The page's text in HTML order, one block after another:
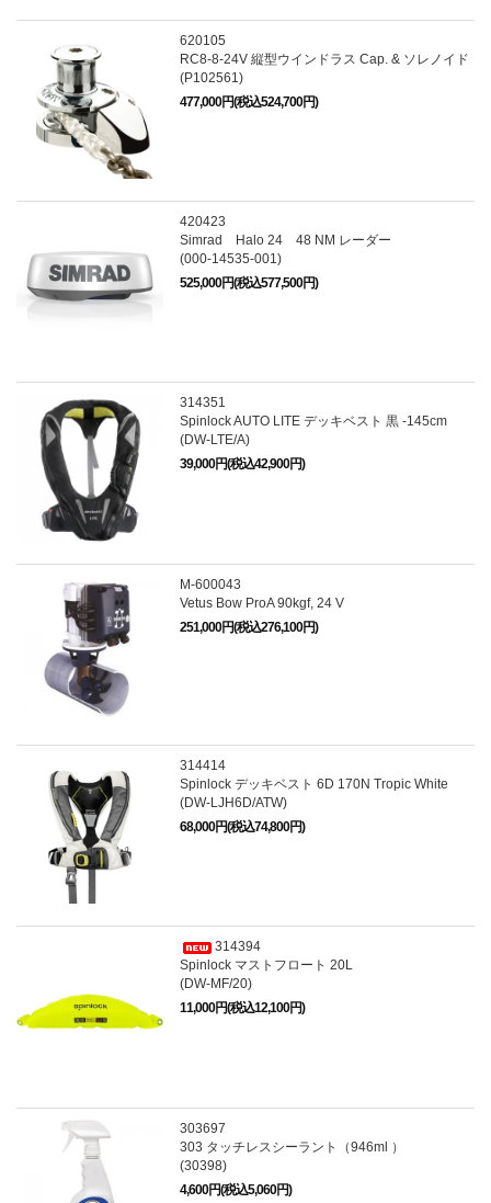
620105
RC8-8-24V 縦型ウインドラス Cap. & ソレノイド
(P102561)
477,000円(税込524,700円)
420423
Simrad Halo 24 48 NM レーダー
(000-14535-001)
525,000円(税込577,500円)
314351
Spinlock AUTO LITE デッキベスト 黒 -145cm
(DW-LTE/A)
39,000円(税込42,900円)
M-600043
Vetus Bow ProA 90kgf, 24 V
251,000円(税込276,100円)
314414
Spinlock デッキベスト 6D 170N Tropic White
(DW-LJH6D/ATW)
68,000円(税込74,800円)
314394
Spinlock マストフロート 20L
(DW-MF/20)
11,000円(税込12,100円)
303697
303 タッチレスシーラント（946ml ）
(30398)
4,600円(税込5,060円)